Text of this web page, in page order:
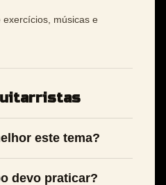
músicas e
este tema?
devo praticar?